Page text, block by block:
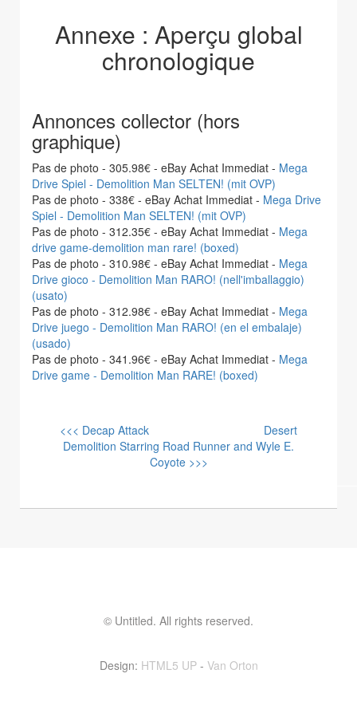
Annexe : Aperçu global
chronologique
Annonces collector (hors
graphique)
Pas de photo - 305.98€ - eBay Achat Immediat - Mega
Drive Spiel - Demolition Man SELTEN! (mit OVP)
Pas de photo - 338€ - eBay Achat Immediat - Mega Drive
Spiel - Demolition Man SELTEN! (mit OVP)
Pas de photo - 312.35€ - eBay Achat Immediat - Mega
drive game-demolition man rare! (boxed)
Pas de photo - 310.98€ - eBay Achat Immediat - Mega
Drive gioco - Demolition Man RARO! (nell'imballaggio)
(usato)
Pas de photo - 312.98€ - eBay Achat Immediat - Mega
Drive juego - Demolition Man RARO! (en el embalaje)
(usado)
Pas de photo - 341.96€ - eBay Achat Immediat - Mega
Drive game - Demolition Man RARE! (boxed)
<<< Decap Attack
Desert
Demolition Starring Road Runner and Wyle E.
Coyote >>>
© Untitled. All rights reserved.
Design: HTML5 UP- Van Orton